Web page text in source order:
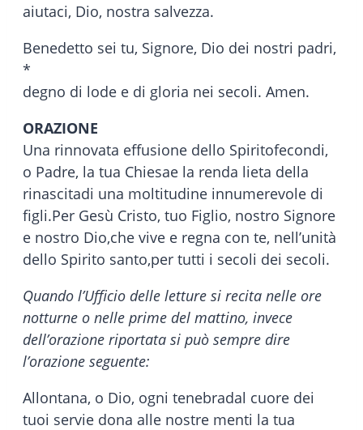
aiutaci, Dio, nostra salvezza.
Benedetto sei tu, Signore, Dio dei nostri padri,
*
degno di lode e di gloria nei secoli. Amen.
ORAZIONE
Una rinnovata effusione dello Spiritofecondi,
o Padre, la tua Chiesae la renda lieta della
rinascitadi una moltitudine innumerevole di
figli.Per Gesù Cristo, tuo Figlio, nostro Signore
e nostro Dio,che vive e regna con te, nell’unità
dello Spirito santo,per tutti i secoli dei secoli.
Quando l’Ufficio delle letture si recita nelle ore
notturne o nelle prime del mattino, invece
dell’orazione riportata si può sempre dire
l’orazione seguente:
Allontana, o Dio, ogni tenebradal cuore dei
tuoi servie dona alle nostre menti la tua